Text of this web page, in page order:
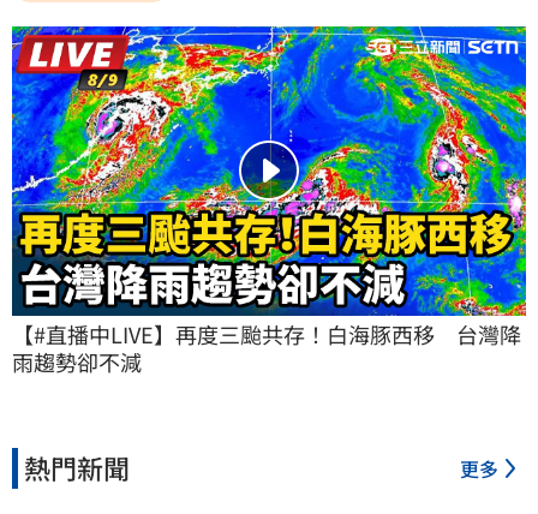
【#直播中LIVE】再度三颱共存！白海豚西移　台灣降
雨趨勢卻不減
熱門新聞 更多